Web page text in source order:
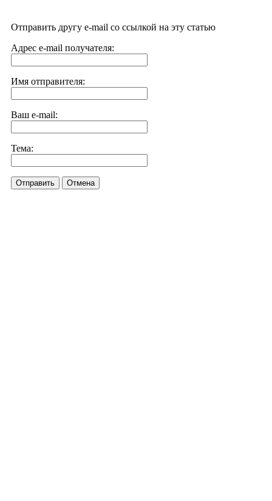
Отправить другу e-mail со ссылкой на эту статью
Адрес e-mail получателя:
Имя отправителя:
Ваш e-mail:
Тема:
Отправить Отмена